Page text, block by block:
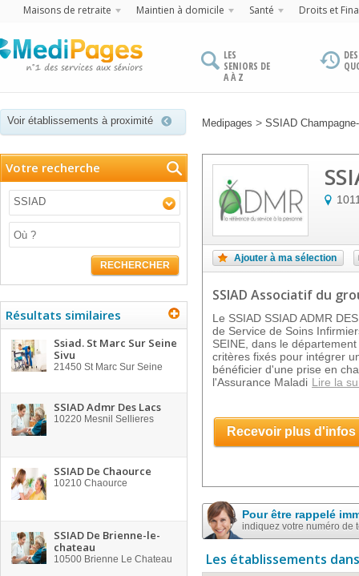
Maisons de retraite Maintien à domicile Santé Droits et
LES
SENIORS DE
A À Z
Voir établissements à proximité Medipages > SSIAD
Votre recherche
SSIAD
RECHERCHER
Résultats similaires
Ssiad. St Marc Sur Seine
Sivu
21450 St Marc Sur Seine
SSIAD Admr Des Lacs
10220 Mesnil Sellieres
SSIAD De Chaource
10210 Chaource
SSIAD De Brienne-le-
chateau
10500 Brienne Le Chateau
Ajouter à ma sélection
SSIAD Associatif du
Le SSIAD SSIAD ADMR
de Service de Soins
SEINE, dans le
critères fixés pour intégrer
bénéficier d'une prise en
l'Assurance Maladi Lire la
Recevoir plus d'infos
Pour être rappelé
indiquez votre numéro de
Les établissements